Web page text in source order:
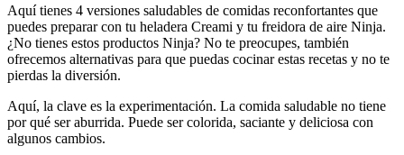
Aquí tienes 4 versiones saludables de comidas reconfortantes que
puedes preparar con tu heladera Creami y tu freidora de aire Ninja.
¿No tienes estos productos Ninja? No te preocupes, también
ofrecemos alternativas para que puedas cocinar estas recetas y no te
pierdas la diversión.
Aquí, la clave es la experimentación. La comida saludable no tiene
por qué ser aburrida. Puede ser colorida, saciante y deliciosa con
algunos cambios.